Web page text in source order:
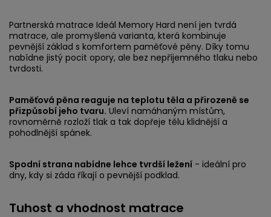
Partnerská matrace Ideál Memory Hard není jen tvrdá
matrace, ale promyšlená varianta, která kombinuje
pevnější základ s komfortem paměťové pěny. Díky tomu
nabídne jistý pocit opory, ale bez nepříjemného tlaku nebo
tvrdosti.
Paměťová pěna reaguje na teplotu těla a přirozeně se
přizpůsobí jeho tvaru. Uleví namáhaným místům,
rovnoměrně rozloží tlak a tak dopřeje tělu klidnější a
pohodlnější spánek.
Spodní strana nabídne lehce tvrdší ležení - ideální pro
dny, kdy si záda říkají o pevnější podklad.
Tuhost a vhodnost matrace